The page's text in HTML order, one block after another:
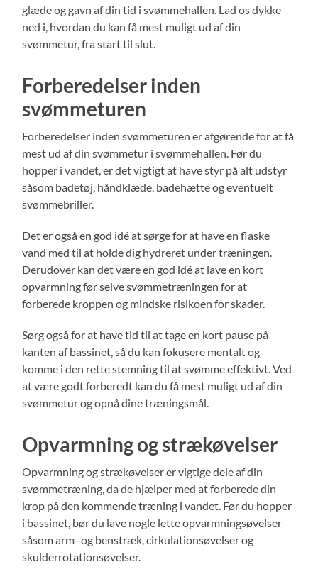
glæde og gavn af din tid i svømmehallen. Lad os dykke
ned i, hvordan du kan få mest muligt ud af din
svømmetur, fra start til slut.
Forberedelser inden
svømmeturen
Forberedelser inden svømmeturen er afgørende for at få
mest ud af din svømmetur i svømmehallen. Før du
hopper i vandet, er det vigtigt at have styr på alt udstyr
såsom badetøj, håndklæde, badehætte og eventuelt
svømmebriller.
Det er også en god idé at sørge for at have en flaske
vand med til at holde dig hydreret under træningen.
Derudover kan det være en god idé at lave en kort
opvarmning før selve svømmetræningen for at
forberede kroppen og mindske risikoen for skader.
Sørg også for at have tid til at tage en kort pause på
kanten af bassinet, så du kan fokusere mentalt og
komme i den rette stemning til at svømme effektivt. Ved
at være godt forberedt kan du få mest muligt ud af din
svømmetur og opnå dine træningsmål.
Opvarmning og strækøvelser
Opvarmning og strækøvelser er vigtige dele af din
svømmetræning, da de hjælper med at forberede din
krop på den kommende træning i vandet. Før du hopper
i bassinet, bør du lave nogle lette opvarmningsøvelser
såsom arm- og benstræk, cirkulationsøvelser og
skulderrotationsøvelser.